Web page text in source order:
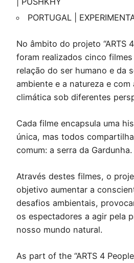
PORTUGAL |
No âmbito do projeto “ARTS
foram realizados cinco
relação do ser humano e da
ambiente e a natureza e com
climática sob diferentes
Cada filme encapsula uma
única, mas todos
comum: a serra da Gardunha.
Através destes filmes, o
objetivo aumentar a
desafios ambientais,
os espectadores a agir pela
nosso mundo natural.
As part of the “ARTS 4